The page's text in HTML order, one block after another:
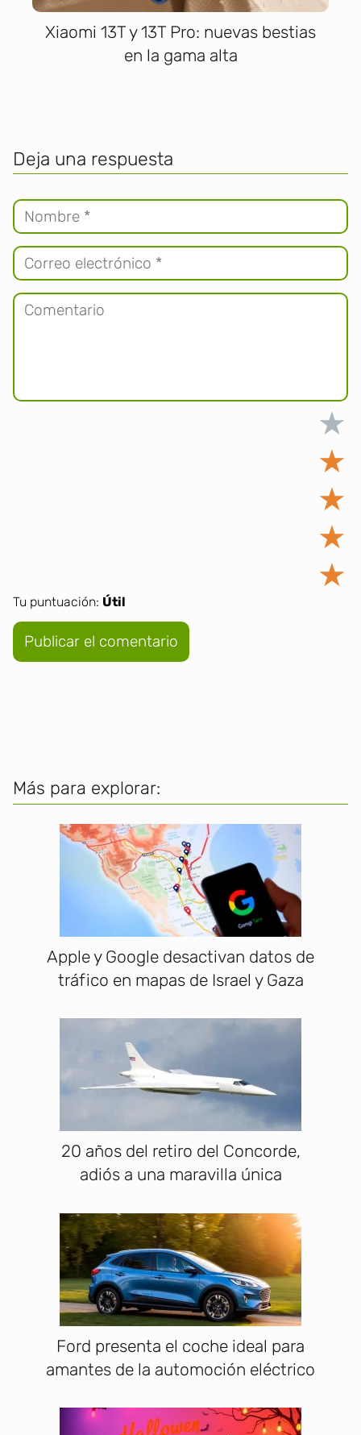
Xiaomi 13T y 13T Pro: nuevas bestias
en la gama alta
Deja una respuesta
★
★
★
★
★
Tu puntuación: Útil
Más para explorar:
Apple y Google desactivan datos de
tráfico en mapas de Israel y Gaza
20 años del retiro del Concorde,
adiós a una maravilla única
Ford presenta el coche ideal para
amantes de la automoción eléctrico